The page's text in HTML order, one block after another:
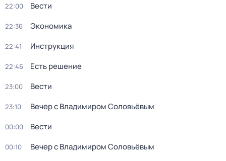
22:00 Вести
22:36 Экономика
22:41 Инструкция
22:46 Есть решение
23:00 Вести
23:10 Вечер с Владимиром Соловьёвым
00:00 Вести
00:10 Вечер с Владимиром Соловьёвым